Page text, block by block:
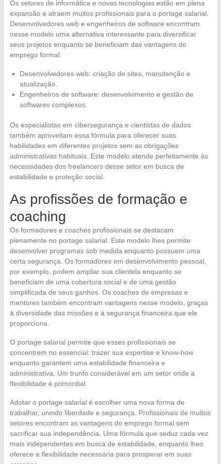
Os setores de informática e novas tecnologias estão em plena
expansão e atraem muitos profissionais para o portage salarial.
Desenvolvedores web e engenheiros de software encontram
nesse modelo uma alternativa interessante para diversificar
seus projetos enquanto se beneficiam das vantagens do
emprego formal.
Desenvolvedores web: criação de sites, manutenção e
atualização.
Engenheiros de software: desenvolvimento e gestão de
softwares complexos.
Os especialistas em cibersegurança e cientistas de dados
também aproveitam essa fórmula para oferecer suas
habilidades em diferentes projetos sem as obrigações
administrativas habituais. Este modelo atende perfeitamente às
necessidades dos freelancers desse setor em busca de
estabilidade e proteção social.
As profissões de formação e
coaching
Os formadores e coaches profissionais se destacam
plenamente no portage salarial. Este modelo lhes permite
desenvolver programas sob medida enquanto possuem uma
certa segurança. Os formadores em desenvolvimento pessoal,
por exemplo, podem ampliar sua clientela enquanto se
beneficiam de uma cobertura social e de uma gestão
simplificada de seus ganhos. Os coaches de empresas e
mentores também encontram vantagens nesse modelo, graças
à diversidade das missões e à segurança financeira que ele
proporciona.
O portage salarial permite que esses profissionais se
concentrem no essencial: trazer sua expertise e know-how
enquanto garantem uma estabilidade financeira e
administrativa. Um trunfo considerável em um setor onde a
flexibilidade é primordial.
Adotar o portage salarial é escolher uma nova forma de
trabalhar, unindo liberdade e segurança. Profissionais de muitos
setores encontram as vantagens do emprego formal sem
sacrificar sua independência. Uma fórmula que seduz cada vez
mais independentes em busca de estabilidade, enquanto lhes
oferece a flexibilidade necessária para prosperar em suas